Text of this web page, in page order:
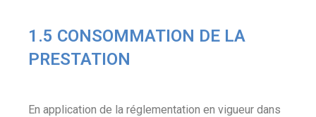
1.5 CONSOMMATION DE LA
PRESTATION
En application de la réglementation en vigueur dans